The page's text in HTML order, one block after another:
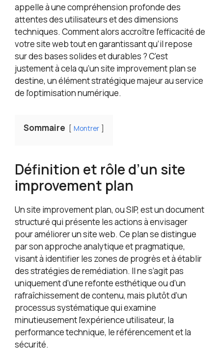
cadeau : que ce soit pour un anniversaire, des
vacances ou une pendaison de crémaillère, ces
panneaux seront certainement appréciés par les
amateurs de vintage et les amateurs de décoration
d'intérieur.
appelle à une compréhension profonde des
attentes des utilisateurs et des dimensions
techniques. Comment alors accroître l’efficacité de
votre site web tout en garantissant qu’il repose
sur des bases solides et durables ? C’est
justement à cela qu’un site improvement plan se
destine, un élément stratégique majeur au service
de l’optimisation numérique.
Sommaire Montrer
Définition et rôle d’un site
improvement plan
Un site improvement plan, ou SIP, est un document
structuré qui présente les actions à envisager
pour améliorer un site web. Ce plan se distingue
par son approche analytique et pragmatique,
visant à identifier les zones de progrès et à établir
des stratégies de remédiation. Il ne s’agit pas
uniquement d’une refonte esthétique ou d’un
rafraîchissement de contenu, mais plutôt d’un
processus systématique qui examine
minutieusement l’expérience utilisateur, la
performance technique, le référencement et la
sécurité.